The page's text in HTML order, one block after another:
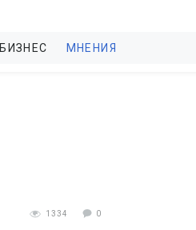
БИЗНЕС МНЕНИЯ
1334 0